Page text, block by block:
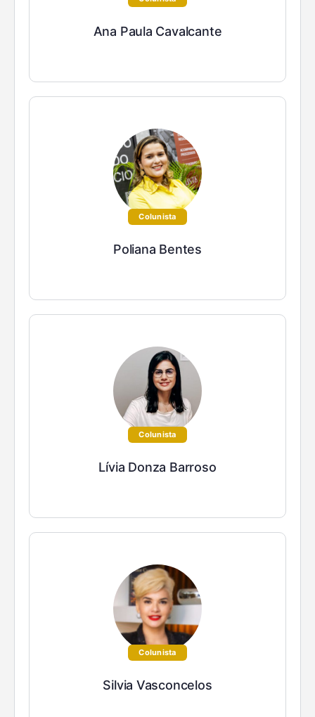
Ana Paula Cavalcante
Colunista
Poliana Bentes
Colunista
Lívia Donza Barroso
Colunista
Silvia Vasconcelos